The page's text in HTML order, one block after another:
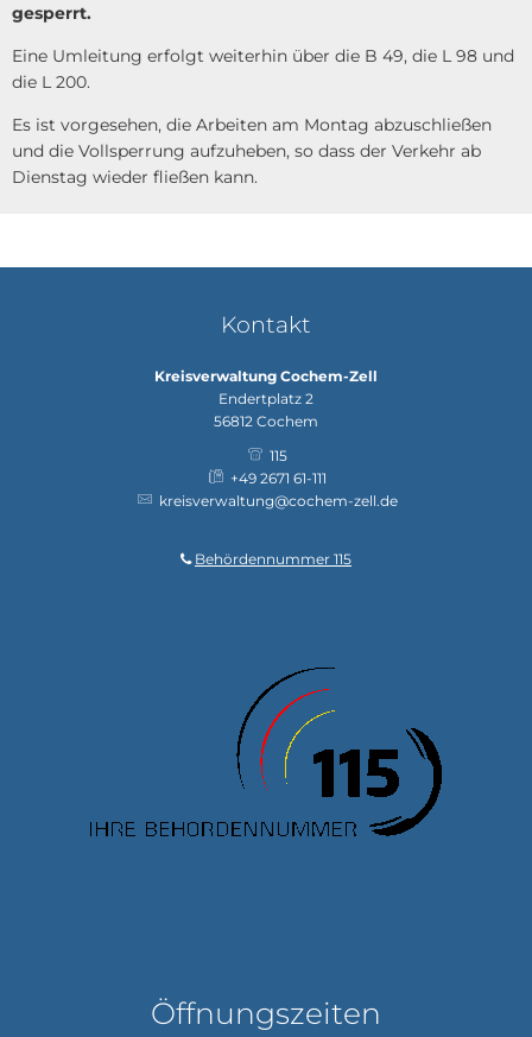
gesperrt.
Eine Umleitung erfolgt weiterhin über die B 49, die L 98 und
die L 200.
Es ist vorgesehen, die Arbeiten am Montag abzuschließen
und die Vollsperrung aufzuheben, so dass der Verkehr ab
Dienstag wieder fließen kann.
Kontakt
Kreisverwaltung Cochem-Zell
Endertplatz 2
56812 Cochem
115
+49 2671 61-111
kreisverwaltung@cochem-zell.de
Behördennummer 115
Öffnungszeiten